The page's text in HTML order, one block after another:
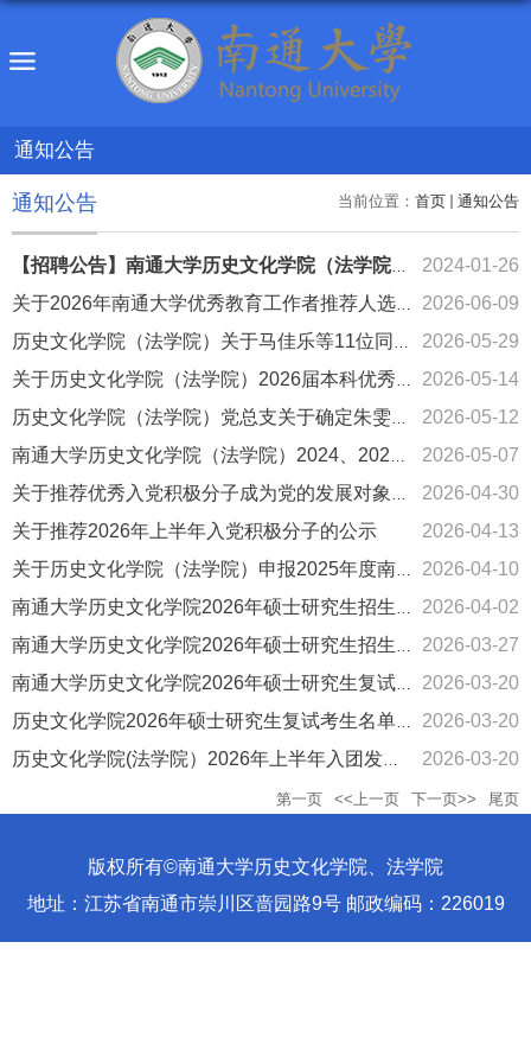
通知公告
当前位置： 首页 通知公告
通知公告
【招聘公告】南通大学历史文化学院（法学院）教学科研人员招聘简... 2024-01-26
关于2026年南通大学优秀教育工作者推荐人选公示 2026-06-09
历史文化学院（法学院）关于马佳乐等11位同志拟转为正式党员的公... 2026-05-29
关于历史文化学院（法学院）2026届本科优秀毕业生评选结果的公示 2026-05-14
历史文化学院（法学院）党总支关于确定朱雯昕等16位同志为发展对... 2026-05-12
南通大学历史文化学院（法学院）2024、2025级全日制普通本科生转... 2026-05-07
关于推荐优秀入党积极分子成为党的发展对象候选人的名单公示
2026-04-30
关于推荐2026年上半年入党积极分子的公示
2026-04-13
关于历史文化学院（法学院）申报2025年度南通大学““五四红旗团... 2026-04-10
南通大学历史文化学院2026年硕士研究生招生拟录取名单公示 2026-04-02
南通大学历史文化学院2026年硕士研究生招生一志愿复试成绩公示 2026-03-27
南通大学历史文化学院2026年硕士研究生复试录取工作实施细则 2026-03-20
历史文化学院2026年硕士研究生复试考生名单（一志愿） 2026-03-20
历史文化学院(法学院）2026年上半年入团发展对象公示 2026-03-20
第一页 <<上一页 下一页>> 尾页
版权所有©南通大学历史文化学院、法学院
地址：江苏省南通市崇川区啬园路9号 邮政编码：226019